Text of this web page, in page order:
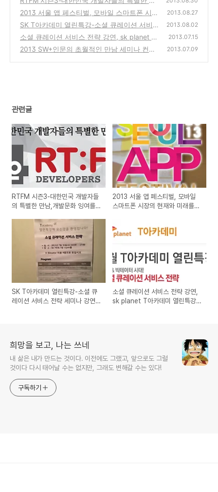
남,개발문화 잉여를 만나다에 대한 세미나 강
연 후기
(2)
2013 서울 앱 페스티벌, 모바일 스마트폰 시장
의 현재와 미래를 볼수 있는 세미나 강연 정보
(0)
2013.08.27
SK T아카데미 열린특강-소셜 큐레이션 서비
스 전략 세미나 강연 후기
(0)
2013.08.02
소셜 큐레이션 서비스 전략 강연, sk planet T
아카데미 열린특강 7월 31일 무료 세미나
(0)
2013.07.15
2013 SW+인문의 초월적인 만남 세미나 컨퍼
2013.07.09
관련글
RTFM 시즌3-대한민국 개발자들
의 특별한 만남,개발문화 잉여를
2013 서울 앱 페스티벌, 모바일
스마트폰 시장의 현재와 미래를
SK T아카데미 열린특강-소셜 큐
레이션 서비스 전략 세미나 강연
소셜 큐레이션 서비스 전략 강연,
sk planet T아카데미 열린특강
희망을 보고, 나는 쓰네
내 삶은 내가 만드는 것이다. 이전에도 그랬고, 앞으로도 그럴
것이다 다시 태어날 수는 없지만, 그래도 변해갈 수는 있다!
구독하기